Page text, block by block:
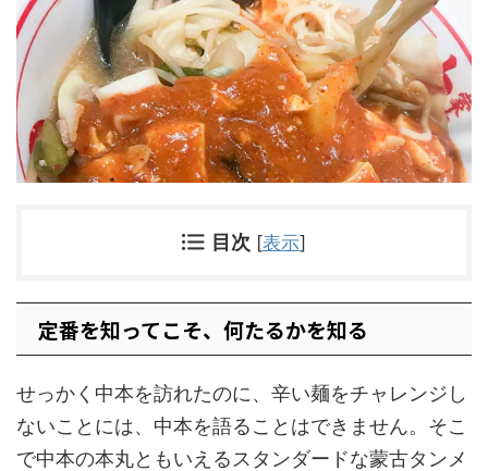
目次 [表示]
定番を知ってこそ、何たるかを知る
せっかく中本を訪れたのに、辛い麺をチャレンジし
ないことには、中本を語ることはできません。そこ
で中本の本丸ともいえるスタンダードな蒙古タンメ